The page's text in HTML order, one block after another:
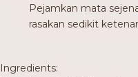
Pejamkan mata
rasakan sedikit
Ingredients: